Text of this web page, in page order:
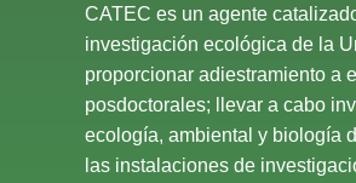
CATEC es un agente
investigación ecológica de la
proporcionar adiestramiento a
posdoctorales; llevar a cabo
ecología, ambiental y biología
las instalaciones de